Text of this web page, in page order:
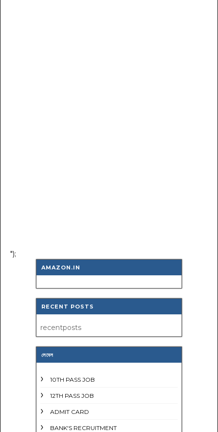
");
AMAZON.IN
RECENT POSTS
recentposts
লেবেল
10TH PASS JOB
12TH PASS JOB
ADMIT CARD
BANK'S RECRUITMENT